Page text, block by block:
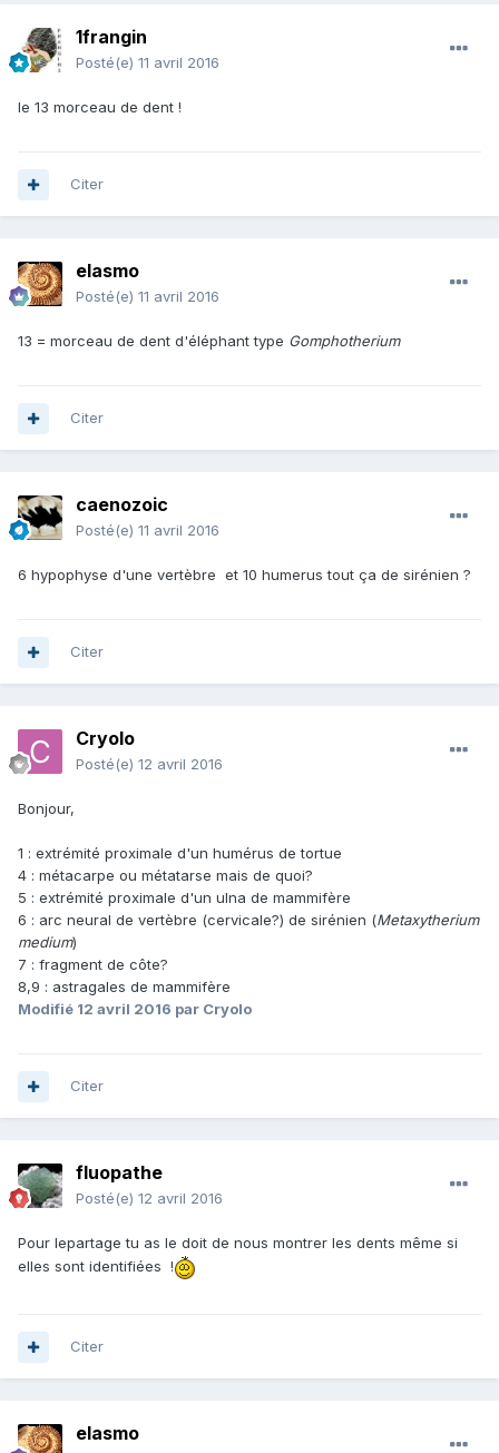
1frangin
Posté(e) 11 avril 2016
le 13 morceau de dent !
Citer
elasmo
Posté(e) 11 avril 2016
13 = morceau de dent d'éléphant type Gomphotherium
Citer
caenozoic
Posté(e) 11 avril 2016
6 hypophyse d'une vertèbre et 10 humerus tout ça de sirénien ?
Citer
Cryolo
Posté(e) 12 avril 2016
Bonjour,
1 : extrémité proximale d'un humérus de tortue
4 : métacarpe ou métatarse mais de quoi?
5 : extrémité proximale d'un ulna de mammifère
6 : arc neural de vertèbre (cervicale?) de sirénien (Metaxytherium
medium)
7 : fragment de côte?
8,9 : astragales de mammifère
Modifié 12 avril 2016 par Cryolo
Citer
fluopathe
Posté(e) 12 avril 2016
Pour lepartage tu as le doit de nous montrer les dents même si
elles sont identifiées !
Citer
elasmo